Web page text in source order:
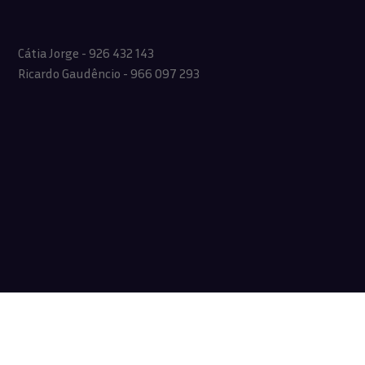
Cátia Jorge - 926 432 143
Ricardo Gaudêncio - 966 097 293